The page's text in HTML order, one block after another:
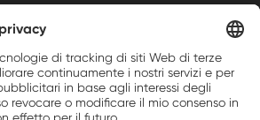
Brands, Inc.